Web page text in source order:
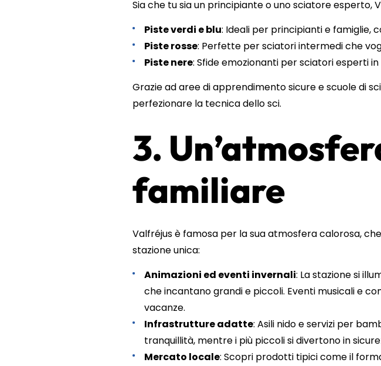
Sia che tu sia un principiante o uno sciatore esperto,
Piste verdi e blu: Ideali per principianti e famiglie,
Piste rosse: Perfette per sciatori intermedi che
Piste nere: Sfide emozionanti per sciatori esperti
Grazie ad aree di apprendimento sicure e scuole di
perfezionare la tecnica dello sci.
3.
familiare
Valfréjus è famosa per la sua atmosfera calorosa,
stazione unica:
Animazioni ed eventi invernali: La stazione si
che incantano grandi e piccoli. Eventi musicali e
vacanze.
Infrastrutture adatte: Asili nido e servizi per
tranquillità, mentre i più piccoli si divertono in
Mercato locale: Scopri prodotti tipici come il